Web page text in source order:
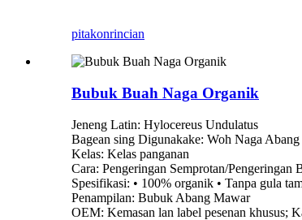
pitakonrincian
Bubuk Buah Naga Organik
Jeneng Latin: Hylocereus Undulatus
Bagean sing Digunakake: Woh Naga Abang
Kelas: Kelas panganan
Cara: Pengeringan Semprotan/Pengeringan
Spesifikasi: • 100% organik • Tanpa gula
Penampilan: Bubuk Abang Mawar
OEM: Kemasan lan label pesenan khusus;